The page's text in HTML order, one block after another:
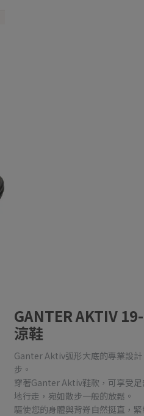
GANTER AKTIV
涼鞋
Ganter Aktiv弧形大底的專業設
步。
穿著Ganter Aktiv鞋款，可享受
地行走，宛如散步一般的放鬆。
驅使您的身體與背脊自然挺直，